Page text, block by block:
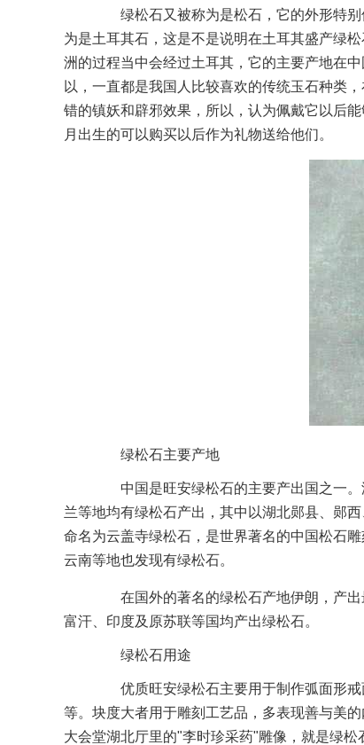
绿松石又被称为是松石，它的外形特别
为是土耳其石，这是不是说明在土耳其盛产绿
洲的过程当中会经过土耳其，它的主要产地在
以，一直都是我国人比较喜欢的传统玉石种类
错的镇妖和辟邪效果，所以，认为佩戴它以后
月出生的可以购买以后作为礼物送给他们。
绿松石主要产地
中国是旺安绿松石的主要产出国之一。
兰等地均有绿松石产出，其中以湖北郧县、郧
命名为云盖寺绿松石，是世界著名的中国松石
云南等地也发现有绿松石。
在国外的著名的绿松石产地伊朗，产出
富汗、印度及原苏联等国均产出绿松石。
绿松石用途
优质旺安绿松石主要用于制作弧面形戒
等。块度大者用于雕刻工艺品，多表现善与美
大会堂湖北厅里的"李时珍采药"雕像，就是绿松